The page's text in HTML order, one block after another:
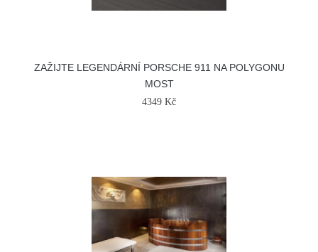
ZAŽIJTE LEGENDÁRNÍ PORSCHE 911 NA POLYGONU
MOST
4349 Kč